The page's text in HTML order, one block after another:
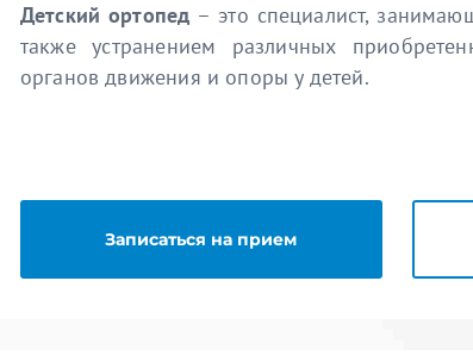
Детский ортопед – это специалист,
также устранением различных
органов движения и опоры у детей.
Записаться на прием